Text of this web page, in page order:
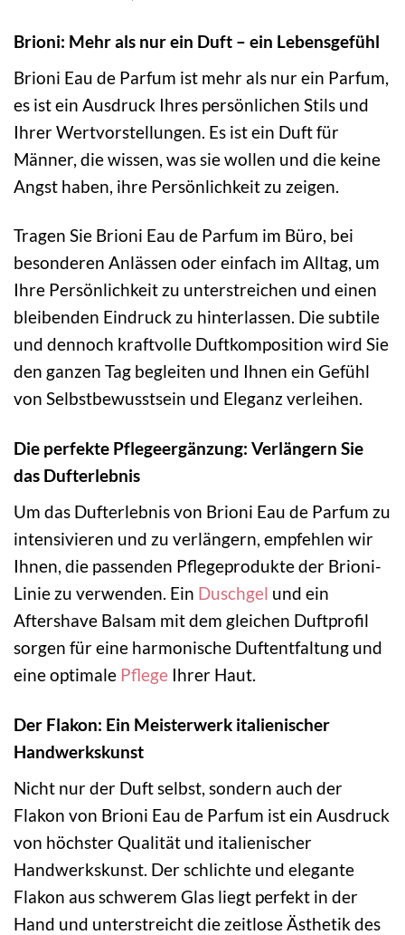
Brioni: Mehr als nur ein Duft – ein Lebensgefühl
Brioni Eau de Parfum ist mehr als nur ein Parfum,
es ist ein Ausdruck Ihres persönlichen Stils und
Ihrer Wertvorstellungen. Es ist ein Duft für
Männer, die wissen, was sie wollen und die keine
Angst haben, ihre Persönlichkeit zu zeigen.
Tragen Sie Brioni Eau de Parfum im Büro, bei
besonderen Anlässen oder einfach im Alltag, um
Ihre Persönlichkeit zu unterstreichen und einen
bleibenden Eindruck zu hinterlassen. Die subtile
und dennoch kraftvolle Duftkomposition wird Sie
den ganzen Tag begleiten und Ihnen ein Gefühl
von Selbstbewusstsein und Eleganz verleihen.
Die perfekte Pflegeergänzung: Verlängern Sie
das Dufterlebnis
Um das Dufterlebnis von Brioni Eau de Parfum zu
intensivieren und zu verlängern, empfehlen wir
Ihnen, die passenden Pflegeprodukte der Brioni-
Linie zu verwenden. Ein Duschgel und ein
Aftershave Balsam mit dem gleichen Duftprofil
sorgen für eine harmonische Duftentfaltung und
eine optimale Pflege Ihrer Haut.
Der Flakon: Ein Meisterwerk italienischer
Handwerkskunst
Nicht nur der Duft selbst, sondern auch der
Flakon von Brioni Eau de Parfum ist ein Ausdruck
von höchster Qualität und italienischer
Handwerkskunst. Der schlichte und elegante
Flakon aus schwerem Glas liegt perfekt in der
Hand und unterstreicht die zeitlose Ästhetik des